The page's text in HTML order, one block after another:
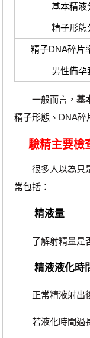
基本精液
精子形態
精子DNA碎片
男性備孕
一般而言， 基
精子形態、DNA碎
驗精主要檢
很多人以為只是
常包括：
精液量
了解射精量是
精液液化時
正常精液射出後
若液化時間過長